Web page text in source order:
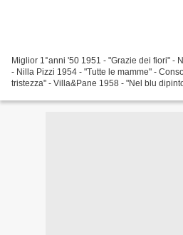
Miglior 1°anni '50 1951 - "Grazie dei fiori" -
- Nilla Pizzi 1954 - "Tutte le mamme" -
tristezza" - Villa&Pane 1958 - "Nel blu